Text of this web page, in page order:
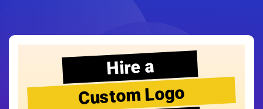
Hire a
Custom Logo